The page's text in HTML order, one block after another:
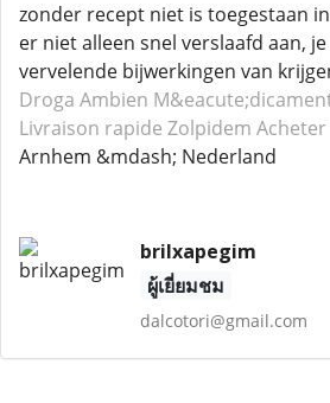
zonder recept niet is toegestaan
er niet alleen snel verslaafd aan,
vervelende bijwerkingen van
Droga Ambien
Livraison rapide Zolpidem
Arnhem &mdash; Nederland
brilxapegim
ผู้เยี่ยมชม
dalcotori@gmail.com